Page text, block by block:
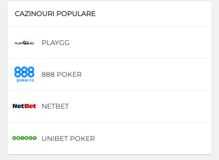
CAZINOURI POPULARE
PLAYGG
888 POKER
NETBET
UNIBET POKER